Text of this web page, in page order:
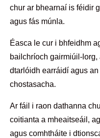
chur ar bhearnaí is féidir
agus fás múnla.
Éasca le cur i bhfeidhm
bailchríoch gairmiúil-
dtarlóidh earráidí agus
chostasacha.
Ar fáil i raon dathanna
coitianta a mheaitseáil,
agus comhtháite i